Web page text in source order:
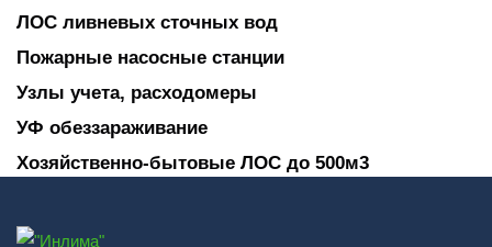
ЛОС ливневых сточных вод
Пожарные насосные станции
Узлы учета, расходомеры
УФ обеззараживание
Хозяйственно-бытовые ЛОС до 500м3